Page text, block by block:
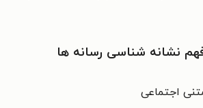
نشانه شناسی رسانه ها
اجتماعی